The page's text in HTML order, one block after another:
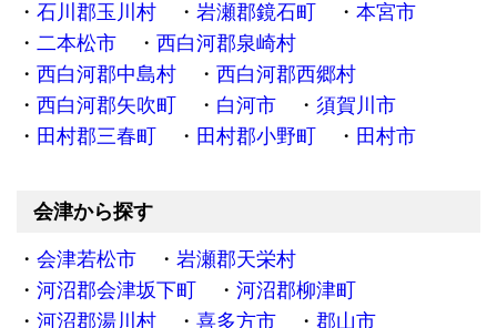
石川郡玉川村
岩瀬郡鏡石町
本宮市
二本松市
西白河郡泉崎村
西白河郡中島村
西白河郡西郷村
西白河郡矢吹町
白河市
須賀川市
田村郡三春町
田村郡小野町 田村市
会津から探す
会津若松市
岩瀬郡天栄村
河沼郡会津坂下町
河沼郡柳津町
河沼郡湯川村
喜多方市
郡山市